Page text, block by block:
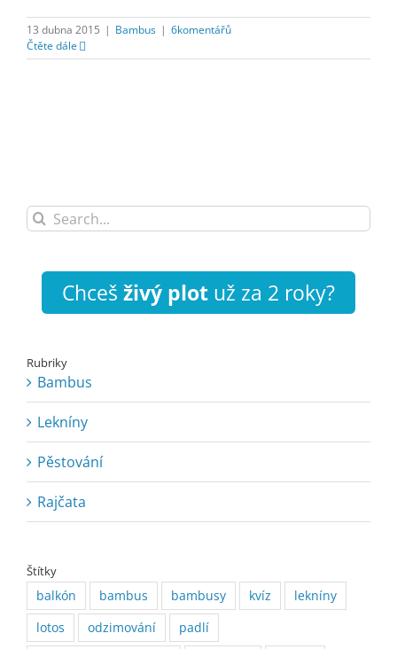
13 dubna 2015 | Bambus | 6komentářů
Čtěte dále
Search
for:
Chceš živý plot už za 2 roky?
Rubriky
Bambus
Lekníny
Pěstování
Rajčata
Štítky
balkón bambus bambusy kvíz
lekníny
lotos
odzimování padlí